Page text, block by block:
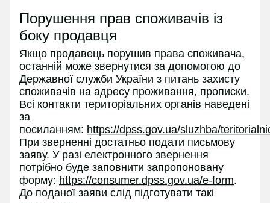
Порушення прав споживачів із
боку продавця
Якщо продавець порушив права споживача,
останній може звернутися за допомогою до
Державної служби України з питань захисту
споживачів на адресу проживання, прописки.
Всі контакти територіальних органів наведені
за
посиланням: https://dpss.gov.ua/sluzhba/
При зверненні достатньо подати письмову
заяву. У разі електронного звернення
потрібно буде заповнити запропоновану
форму: https://consumer.dpss.gov.ua/e-form.
До поданої заяви слід підготувати такі